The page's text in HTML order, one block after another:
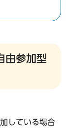
由参加型
している場合